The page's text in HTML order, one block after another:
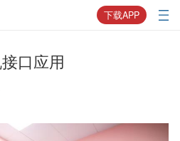
下载APP
口应用